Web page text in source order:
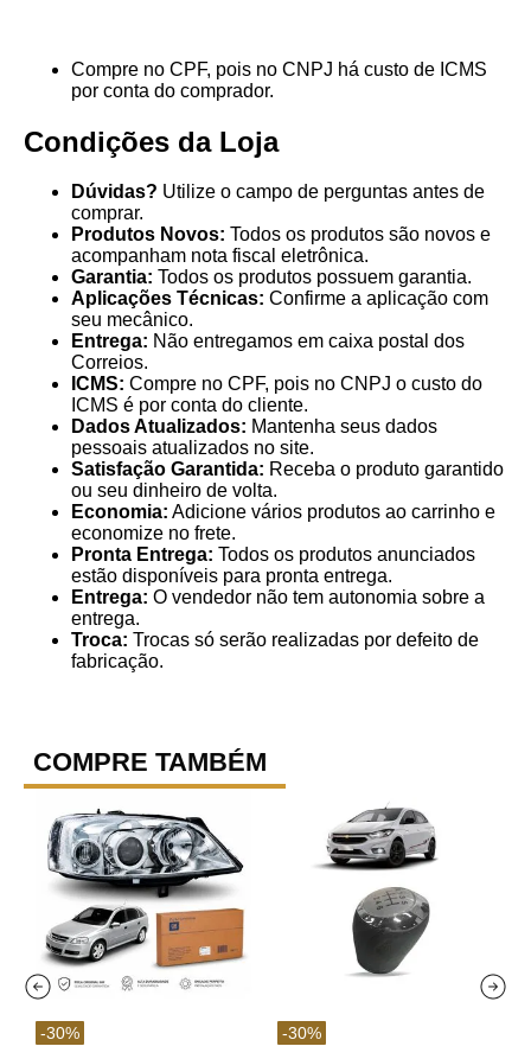
Compre no CPF, pois no CNPJ há custo de ICMS
por conta do comprador.
Condições da Loja
Dúvidas? Utilize o campo de perguntas antes de
comprar.
Produtos Novos: Todos os produtos são novos e
acompanham nota fiscal eletrônica.
Garantia: Todos os produtos possuem garantia.
Aplicações Técnicas: Confirme a aplicação com
seu mecânico.
Entrega: Não entregamos em caixa postal dos
Correios.
ICMS: Compre no CPF, pois no CNPJ o custo do
ICMS é por conta do cliente.
Dados Atualizados: Mantenha seus dados
pessoais atualizados no site.
Satisfação Garantida: Receba o produto garantido
ou seu dinheiro de volta.
Economia: Adicione vários produtos ao carrinho e
economize no frete.
Pronta Entrega: Todos os produtos anunciados
estão disponíveis para pronta entrega.
Entrega: O vendedor não tem autonomia sobre a
entrega.
Troca: Trocas só serão realizadas por defeito de
fabricação.
COMPRE TAMBÉM
-30%
-30%